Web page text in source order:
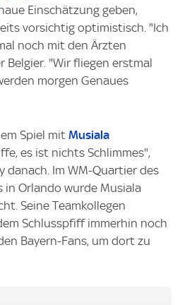
Einschätzung geben,
vorsichtig optimistisch. "Ich
noch mit den Ärzten
Belgier. "Wir fliegen erstmal
morgen Genaues
Spiel mit Musiala
es ist nichts Schlimmes",
danach. Im WM-Quartier des
in Orlando wurde Musiala
Seine Teamkollegen
Schlusspfiff immerhin noch
Bayern-Fans, um dort zu